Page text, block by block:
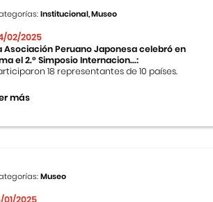
Institucional, Museo
02/2025
Asociación Peruano Japonesa celebró en
el 2.º Simposio Internacion...:
18 representantes de 10 países.
más
Museo
01/2025